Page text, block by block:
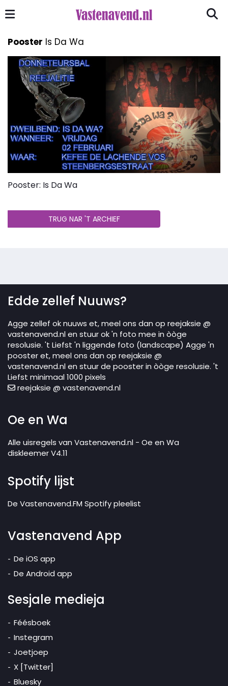
Pooster Is Da Wa
Pooster: Is Da Wa
TRUG NAR 'T ARCHIEF
Edde zellef Nuuws?
Agge zellef ok nuuws et, meel ons dan op reejaksie @
vastenavend.nl en stuur ok 'n foto mee in òòge
resolusie. 't Liefst 'n liggende foto (landscape) Agge 'n
pooster et, meel ons dan op reejaksie @
vastenavend.nl en stuur de pooster in òòge resolusie. 't
Liefst minimaal 1000 pixels
reejaksie @ vastenavend.nl
Oe en Wa
Alle uisregels van Vastenavend.nl - Oe en Wa
diskleemer V4.11
Spotify lijst
De Vastenavend.FM Spotify pleelist
Vastenavend App
De iOS app
De Android app
Sesjale medieja
Féésboek
Instegram
Joetjoep
X [Twitter]
Bluesky